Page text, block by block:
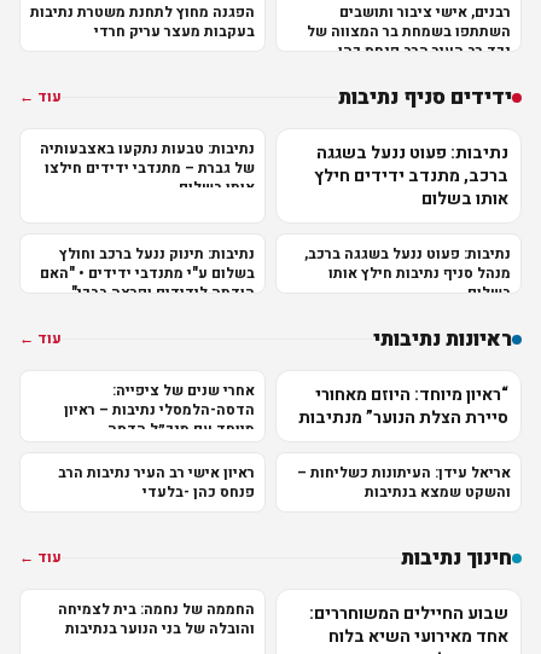
רבנים, אישי ציבור ותושבים
השתתפו בשמחת בר המצווה של
נכד רב העיר הרב פנחס כהן
הפגנה מחוץ לתחנת משטרת נתיבות
בעקבות מעצר עריק חרדי
ידידים סניף נתיבות עוד ←
נתיבות: פעוט ננעל בשגגה
ברכב, מתנדב ידידים חילץ
אותו בשלום
נתיבות: טבעות נתקעו באצבעותיה
של גברת – מתנדבי ידידים חילצו
אותן בשלום
נתיבות: פעוט ננעל בשגגה ברכב,
מנהל סניף נתיבות חילץ אותו
בשלום
נתיבות: תינוק ננעל ברכב וחולץ
בשלום ע"י מתנדבי ידידים • "האם
הודתה לידידים ופרצה בבכי"
ראיונות נתיבותי עוד ←
“ראיון מיוחד: היוזם מאחורי
סיירת הצלת הנוער” מנתיבות
אחרי שנים של ציפייה:
הדסה-הלמסלי נתיבות – ראיון
מיוחד עם מנכ״ל הדסה
אריאל עידן: העיתונות כשליחות –
והשקט שמצא בנתיבות
ראיון אישי רב העיר נתיבות הרב
פנחס כהן -בלעדי
חינוך נתיבות עוד ←
שבוע החיילים המשוחררים:
אחד מאירועי השיא בלוח
החממה של נחמה: בית לצמיחה
והובלה של בני הנוער בנתיבות